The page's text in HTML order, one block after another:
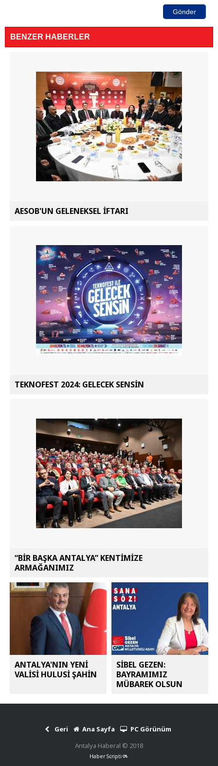
Gönder
BENZER HABERLER
AESOB'UN GELENEKSEL İFTARI
TEKNOFEST 2024: GELECEK SENSİN
“BİR BAŞKA ANTALYA” KENTİMİZE
ARMAĞANIMIZ
ANTALYA'NIN YENİ
VALİSİ HULUSİ ŞAHİN
SİBEL GEZEN:
BAYRAMIMIZ
MÜBAREK OLSUN
Geri Ana Sayfa
PC Görünüm
Antalya Haberal © 2018
Haber Scripti